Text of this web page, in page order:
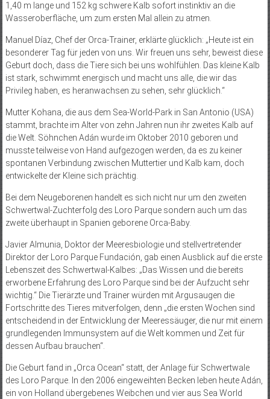
1,40 m lange und 152 kg schwere Kalb sofort instinktiv an die
Wasseroberfläche, um zum ersten Mal allein zu atmen.
Manuel Díaz, Chef der Orca-Trainer, erklärte glücklich: „Heute ist ein
besonderer Tag für jeden von uns. Wir freuen uns sehr, beweist diese
Geburt doch, dass die Tiere sich bei uns wohlfühlen. Das kleine Kalb
ist stark, schwimmt energisch und macht uns alle, die wir das
Privileg haben, es heranwachsen zu sehen, sehr glücklich.“
Mutter Kohana, die aus dem Sea-World-Park in San Antonio (USA)
stammt, brachte im Alter von zehn Jahren nun ihr zweites Kalb auf
die Welt. Söhnchen Adán wurde im Oktober 2010 geboren und
musste teilweise von Hand aufgezogen werden, da es zu keiner
spontanen Verbindung zwischen Muttertier und Kalb kam, doch
entwickelte der Kleine sich prächtig.
Bei dem Neugeborenen handelt es sich nicht nur um den zweiten
Schwertwal-Zuchterfolg des Loro Parque sondern auch um das
zweite überhaupt in Spanien geborene Orca-Baby.
Javier Almunia, Doktor der Meeresbiologie und stellvertretender
Direktor der Loro Parque Fundación, gab einen Ausblick auf die erste
Lebenszeit des Schwertwal-Kalbes: „Das Wissen und die bereits
erworbene Erfahrung des Loro Parque sind bei der Aufzucht sehr
wichtig.“ Die Tierärzte und Trainer würden mit Argusaugen die
Fortschritte des Tieres mitverfolgen, denn „die ersten Wochen sind
entscheidend in der Entwicklung der Meeressäuger, die nur mit einem
grundlegenden Immunsystem auf die Welt kommen und Zeit für
dessen Aufbau brauchen“.
Die Geburt fand in „Orca Ocean“ statt, der Anlage für Schwertwale
des Loro Parque. In den 2006 eingeweihten Becken leben heute Adán,
ein von Holland übergebenes Weibchen und vier aus Sea World